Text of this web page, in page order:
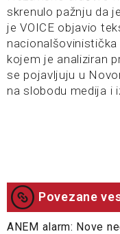
skrenulo pažnju da
je VOICE objavio
nacionalšovinistička
kojem je analiziran
se pojavljuju u
na slobodu medija i
Povezane
ANEM alarm: Nove